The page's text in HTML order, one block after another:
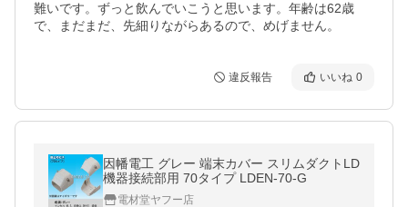
難いです。ずっと飲んでいこうと思います。年齢は62歳
で、まだまだ、先細りながらあるので、めげません。
違反報告 いいね 0
因幡電工 グレー 端末カバー スリムダクトLD
機器接続部用 70タイプ LDEN-70-G
電材堂ヤフー店